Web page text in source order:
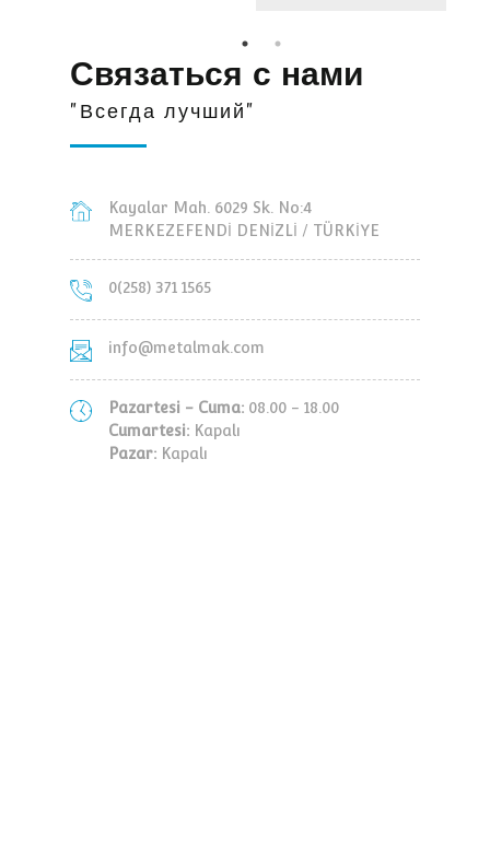
Связаться с нами
"Всегда лучший"
Kayalar Mah. 6029 Sk. No:4
MERKEZEFENDİ DENİZLİ / TÜRKİYE
0(258) 371 1565
info@metalmak.com
Pazartesi - Cuma: 08.00 - 18.00
Cumartesi: Kapalı
Pazar: Kapalı